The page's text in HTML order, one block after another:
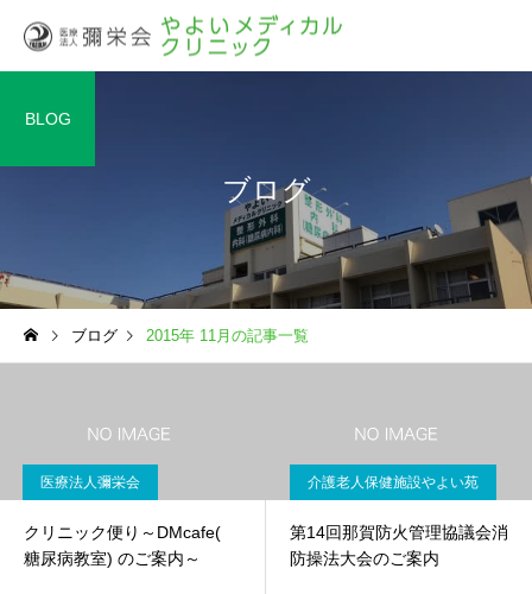
ブログ
BLOG
ブログ 2015年 11月の記事一覧
医療法人彌栄会
クリニック便り～DMcafe(
糖尿病教室) のご案内～
介護老人保健施設やよい苑
第14回那賀防火管理協議会消
防操法大会のご案内